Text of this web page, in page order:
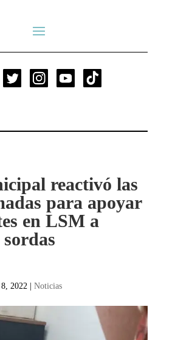
reactivó las
para apoyar
en LSM a
2022 | Noticias